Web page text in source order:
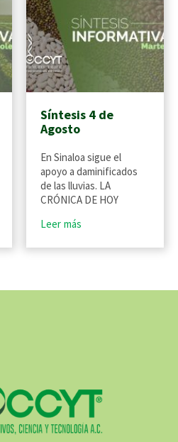
Síntesis 4 de
Agosto
En Sinaloa sigue el
apoyo a daminificados
de las lluvias. LA
CRÓNICA DE HOY
Leer más